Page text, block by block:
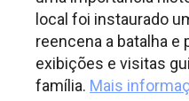
local foi instaurado
reencena a batalha
exibições e visitas
família. Mais